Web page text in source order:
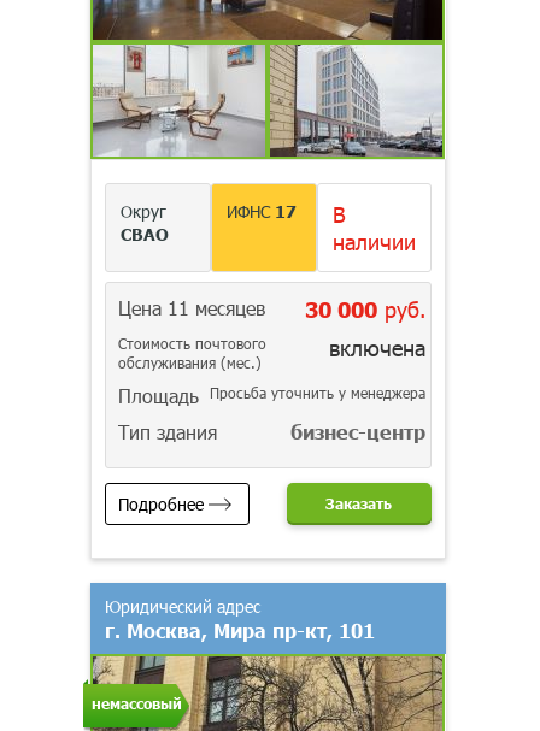
Округ
СВАО
ИФНС 17
В
наличии
Цена 11 месяцев 30 000руб.
Стоимость почтового
обслуживания (мес.)
включена
Площадь Просьба уточнить у менеджера
Тип здания бизнес-центр
Подробнее Заказать
немассовый
Юридический адрес
г. Москва, Мира пр-кт, 101